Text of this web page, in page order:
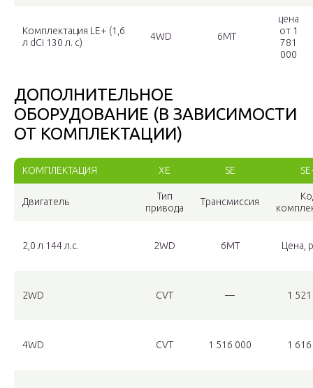
Комплектация LE+ (1,6
л dCi 130 л. c)
4WD 6МТ
цена
от 1
781
000
ДОПОЛНИТЕЛЬНОЕ
ОБОРУДОВАНИЕ (В ЗАВИСИМОСТИ
ОТ КОМПЛЕКТАЦИИ)
КОМПЛЕКТАЦИЯ XE SE
Двигатель
Тип
привода
Трансмиссия
2,0 л 144 л.c. 2WD 6MT Цена,
2WD CVT — 1
4WD CVT 1 516 000 1